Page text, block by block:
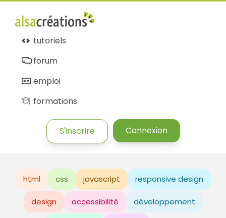
tutoriels
forum
emploi
formations
S'inscrire Connexion
html css javascript responsive design
design accessibilité développement